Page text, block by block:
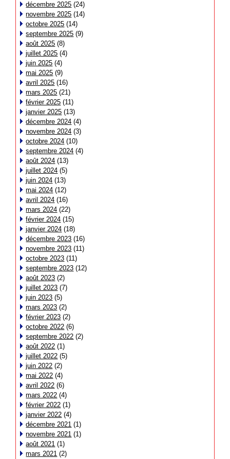
décembre 2025 (24)
novembre 2025 (14)
octobre 2025 (14)
septembre 2025 (9)
août 2025 (8)
juillet 2025 (4)
juin 2025 (4)
mai 2025 (9)
avril 2025 (16)
mars 2025 (21)
février 2025 (11)
janvier 2025 (13)
décembre 2024 (4)
novembre 2024 (3)
octobre 2024 (10)
septembre 2024 (4)
août 2024 (13)
juillet 2024 (5)
juin 2024 (13)
mai 2024 (12)
avril 2024 (16)
mars 2024 (22)
février 2024 (15)
janvier 2024 (18)
décembre 2023 (16)
novembre 2023 (11)
octobre 2023 (11)
septembre 2023 (12)
août 2023 (2)
juillet 2023 (7)
juin 2023 (5)
mars 2023 (2)
février 2023 (2)
octobre 2022 (6)
septembre 2022 (2)
août 2022 (1)
juillet 2022 (5)
juin 2022 (2)
mai 2022 (4)
avril 2022 (6)
mars 2022 (4)
février 2022 (1)
janvier 2022 (4)
décembre 2021 (1)
novembre 2021 (1)
août 2021 (1)
mars 2021 (2)